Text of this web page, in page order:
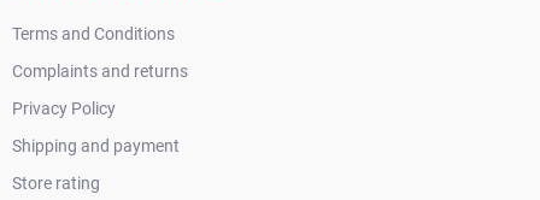
Terms and Conditions
Complaints and returns
Privacy Policy
Shipping and payment
Store rating